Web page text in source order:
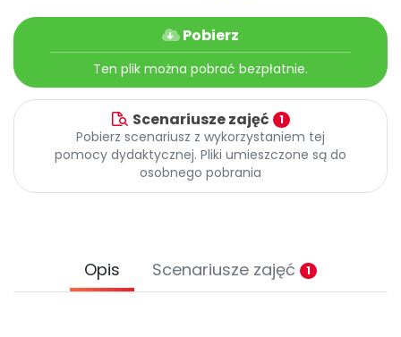
Pobierz
Ten plik można pobrać bezpłatnie.
Scenariusze zajęć 1
Pobierz scenariusz z wykorzystaniem tej
pomocy dydaktycznej. Pliki umieszczone są do
osobnego pobrania
Opis Scenariusze zajęć 1